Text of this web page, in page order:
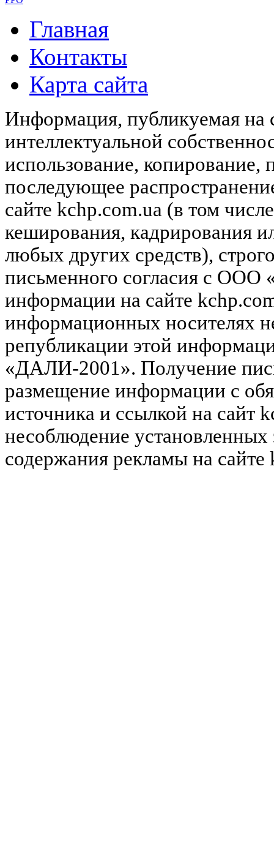
Главная
Контакты
Карта сайта
Информация, публикуемая на
интеллектуальной
использование, копирование,
последующее
сайте kchp.com.ua (в том
кеширования, кадрирования
любых других средств),
письменного согласия с
информации на сайте
информационных носителях
републикации этой
«ДАЛИ-2001». Получение
размещение информации с
источника и ссылкой на сайт
несоблюдение установленных
содержания рекламы на сайте